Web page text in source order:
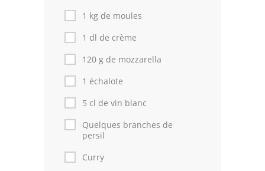
Cuisine Algérienne
Cuisine Tunisienne
Cuisine Juive
Cuisine Libanaise
Actualités
Astuces de cuisine
1 kg de moules
1 dl de crème
120 g de mozzarella
1 échalote
5 cl de vin blanc
Quelques branches de
persil
Curry